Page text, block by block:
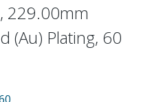
229.00mm
(Au) Plating, 60